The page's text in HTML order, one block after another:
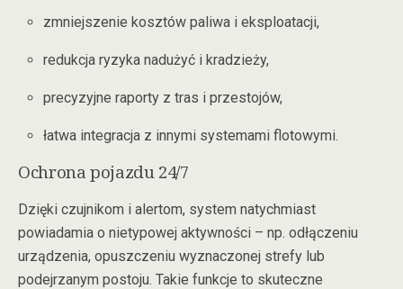
zmniejszenie kosztów paliwa i eksploatacji,
redukcja ryzyka nadużyć i kradzieży,
precyzyjne raporty z tras i przestojów,
łatwa integracja z innymi systemami flotowymi.
Ochrona pojazdu 24/7
Dzięki czujnikom i alertom, system natychmiast
powiadamia o nietypowej aktywności – np. odłączeniu
urządzenia, opuszczeniu wyznaczonej strefy lub
podejrzanym postoju. Takie funkcje to skuteczne